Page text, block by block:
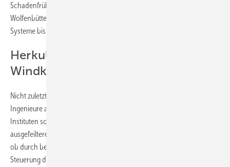
Schadenfrüherkennung und ein Wärmelabor der Ostfalia-Hochschule
Wolfenbüttel. Es geht um nicht weniger als die „Kopplung aller
Systeme bis in den Privathaushalt“, sagt Nieße.
Herkulesjob
Windkraftautomatisierung
Nicht zuletzt Zulieferer von Windkrafttechnik schicken nun ihre
Ingenieure auf Digitalisierungskurs. Diese arbeiten im Verbund mit den
Instituten sowie Digitalisierungsdienstleistern daran, mit immer
ausgefeilterer Automatisierung die Effizienz der Windkraft zu erhöhen:
ob durch beste Auslese der Sensordaten aus Windturbinen, durch
Steuerung der Einzelanlagen und ganzer Windparks zur Reduzierung